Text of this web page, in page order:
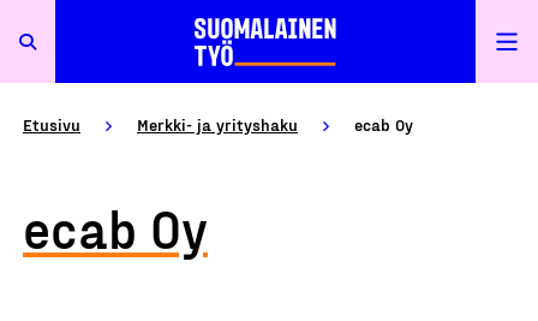
Etusivu Merkki- ja yrityshaku ecab Oy
ecab Oy